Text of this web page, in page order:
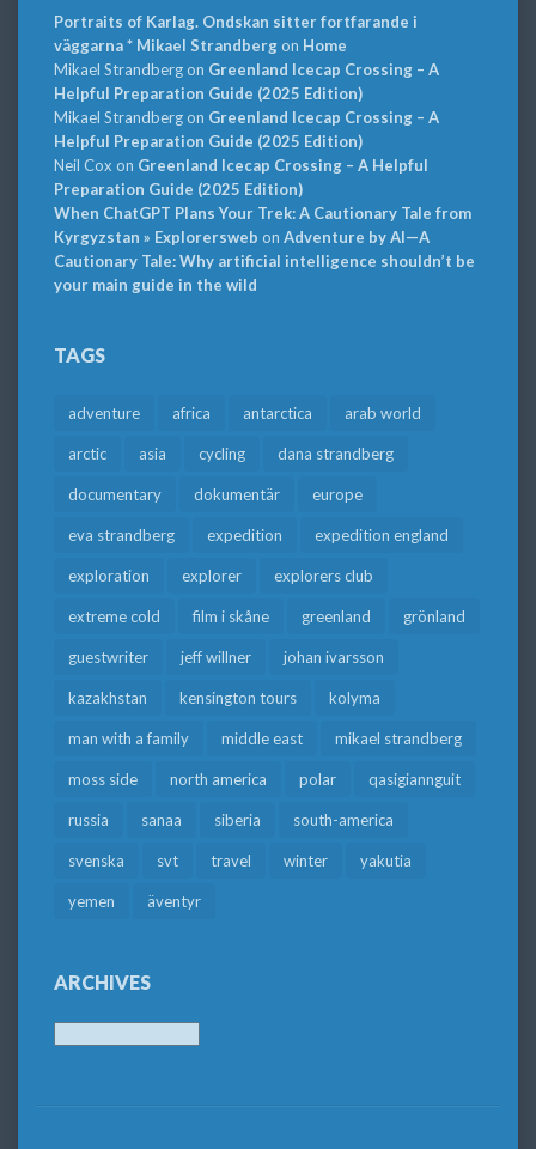
Portraits of Karlag. Ondskan sitter fortfarande i
väggarna * Mikael Strandbergon Home
Mikael Strandbergon Greenland Icecap Crossing – A
Helpful Preparation Guide (2025 Edition)
Mikael Strandbergon Greenland Icecap Crossing – A
Helpful Preparation Guide (2025 Edition)
Neil Cox on Greenland Icecap Crossing – A Helpful
Preparation Guide (2025 Edition)
When ChatGPT Plans Your Trek: A Cautionary Tale from
Kyrgyzstan » Explorersweb on Adventure by AI—A
Cautionary Tale: Why artificial intelligence shouldn’t be
your main guide in the wild
TAGS
adventure africa antarctica arab world
arctic asia cycling dana strandberg
documentary dokumentär europe
eva strandberg expedition expedition england
exploration explorer explorers club
extreme cold film i skåne greenland grönland
guestwriter jeff willner johan ivarsson
kazakhstan kensington tours kolyma
man with a family middle east mikael strandberg
moss side north america polar qasigiannguit
russia sanaa siberia south-america
svenska svt travel winter yakutia
yemen äventyr
ARCHIVES